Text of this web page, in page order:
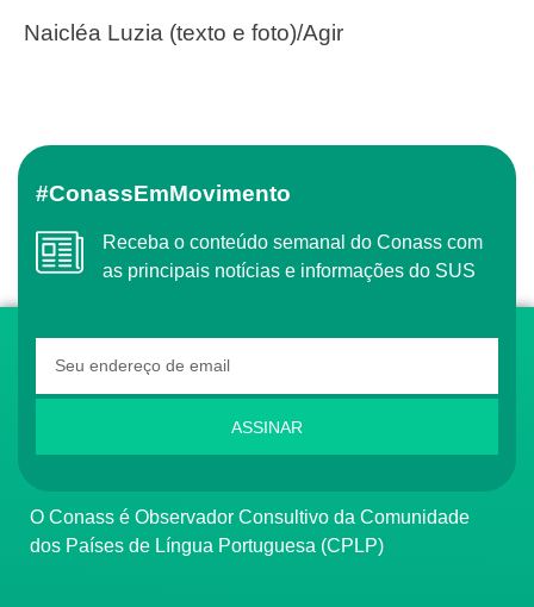
Naicléa Luzia (texto e foto)/Agir
#ConassEmMovimento
Receba o conteúdo semanal do Conass com
as principais notícias e informações do SUS
ASSINAR
O Conass é Observador Consultivo da Comunidade
dos Países de Língua Portuguesa (CPLP)